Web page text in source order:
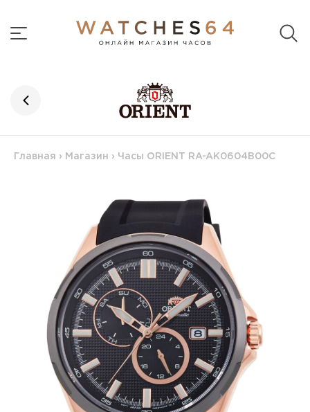
Главная › Магазин › Часы ORIENT RA-AK0604B00C